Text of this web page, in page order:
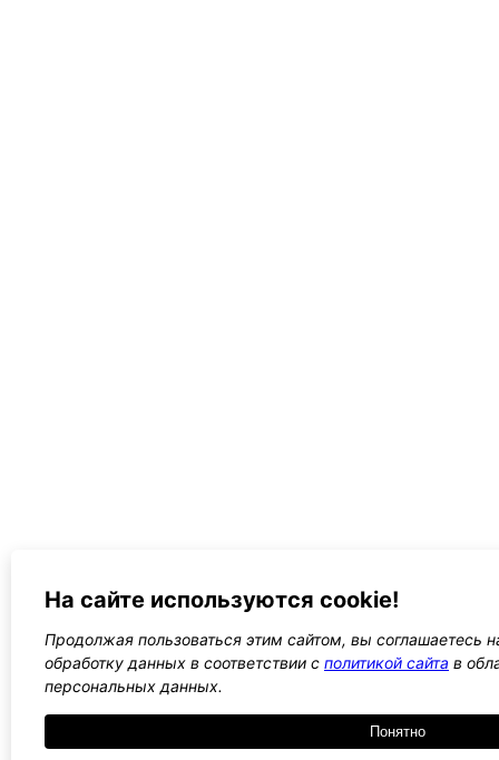
На сайте используются cookie!
Продолжая пользоваться этим сайтом, вы соглашаетесь
обработку данных в соответствии с политикой сайта в
персональных данных.
Понятно